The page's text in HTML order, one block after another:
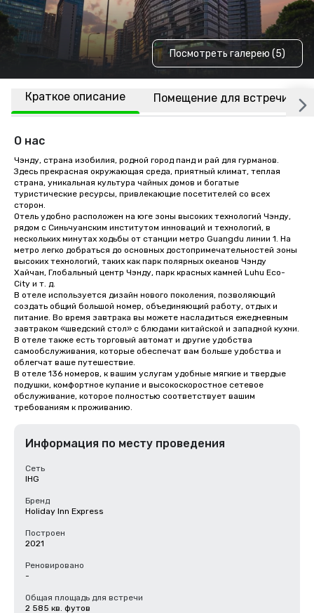
Посмотреть галерею (5)
Краткое описание Помещение для встречи
О нас
Чэнду, страна изобилия, родной город панд и рай для гурманов.
Здесь прекрасная окружающая среда, приятный климат, теплая
страна, уникальная культура чайных домов и богатые
туристические ресурсы, привлекающие посетителей со всех
сторон.
Отель удобно расположен на юге зоны высоких технологий Чэнду,
рядом с Синьчуанским институтом инноваций и технологий, в
нескольких минутах ходьбы от станции метро Guangdu линии 1. На
метро легко добраться до основных достопримечательностей зоны
высоких технологий, таких как парк полярных океанов Чэнду
Хайчан, Глобальный центр Чэнду, парк красных камней Luhu Eco-
City и т. д.
В отеле используется дизайн нового поколения, позволяющий
создать общий большой номер, объединяющий работу, отдых и
питание. Во время завтрака вы можете насладиться ежедневным
завтраком «шведский стол» с блюдами китайской и западной кухни.
В отеле также есть торговый автомат и другие удобства
самообслуживания, которые обеспечат вам больше удобства и
облегчат ваше путешествие.
В отеле 136 номеров, к вашим услугам удобные мягкие и твердые
подушки, комфортное купание и высокоскоростное сетевое
обслуживание, которое полностью соответствует вашим
требованиям к проживанию.
Информация по месту проведения
Сеть
IHG
Бренд
Holiday Inn Express
Построен
2021
Реновировано
-
Общая площадь для встречи
2 585 кв. футов